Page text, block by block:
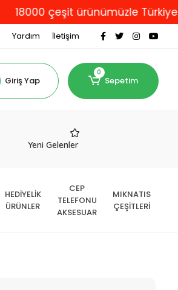
çeşit ürünümüzle Türkiye'nin
Yardım İletişim
Giriş Yap
0
Sepetim
Yeni Gelenler
HEDİYELİK
ÜRÜNLER
CEP
TELEFONU
AKSESUAR
MIKNATIS
ÇEŞİTLERİ